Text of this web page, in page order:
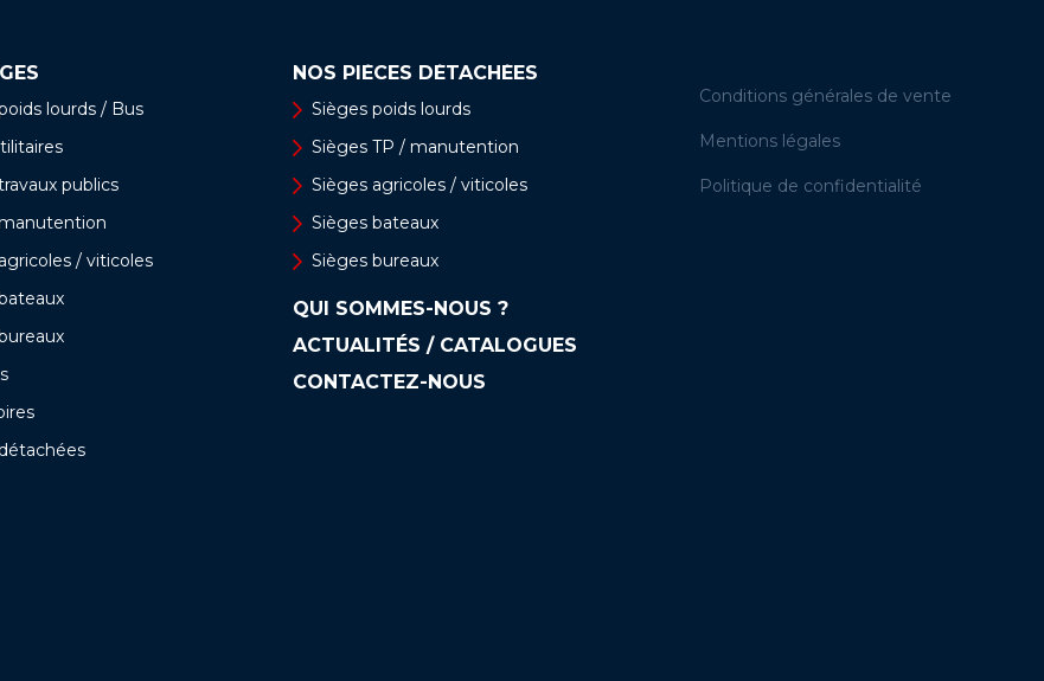
lourds / Bus
publics
/ viticoles
NOS PIÈCES DÉTACHÉES
Sièges poids lourds
Sièges TP / manutention
Sièges agricoles / viticoles
Sièges bateaux
Sièges bureaux
QUI SOMMES-NOUS ?
ACTUALITÉS / CATALOGUES
CONTACTEZ-NOUS
Conditions générales de vente
Mentions légales
Politique de confidentialité